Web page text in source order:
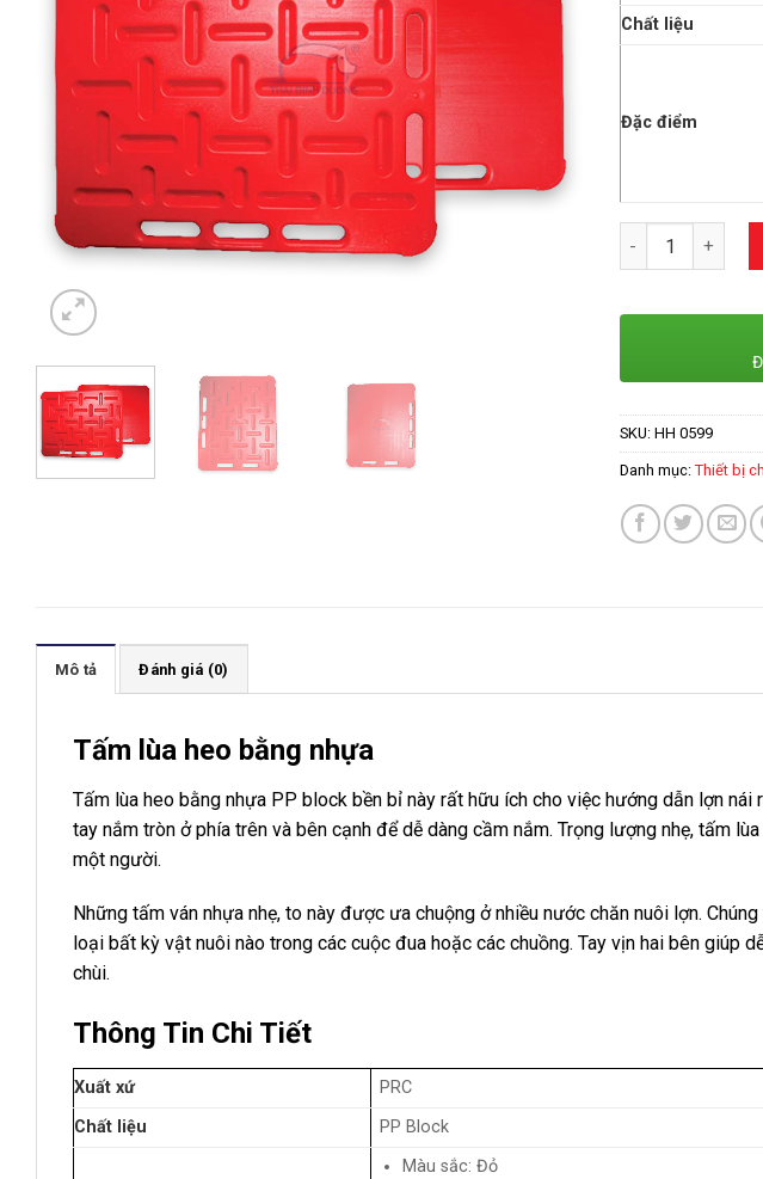
Chất liệu
Đặc điểm
Số lượng
SKU: HH 0599
Danh mục: Thiết bị
Mô tả Đánh giá (0)
Tấm lùa heo bằng nhựa
Tấm lùa heo bằng nhựa PP block bền bỉ này rất hữu ích cho việc hướng dẫn lợn nái
tay nắm tròn ở phía trên và bên cạnh để dễ dàng cầm nắm. Trọng lượng nhẹ, tấm
một người.
Những tấm ván nhựa nhẹ, to này được ưa chuộng ở nhiều nước chăn nuôi lợn.
loại bất kỳ vật nuôi nào trong các cuộc đua hoặc các chuồng. Tay vịn hai bên giúp
chùi.
Thông Tin Chi Tiết
Xuất xứ
PRC
Chất liệu
PP Block
Màu sắc: Đỏ